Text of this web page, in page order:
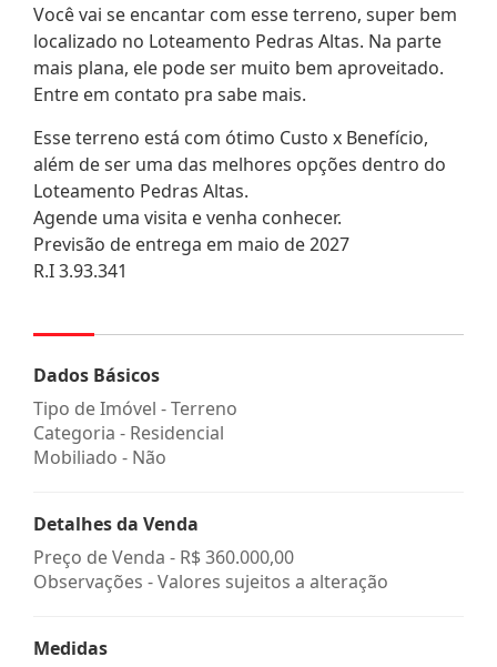
Você vai se encantar com esse terreno, super bem
localizado no Loteamento Pedras Altas. Na parte
mais plana, ele pode ser muito bem aproveitado.
Entre em contato pra sabe mais.
Esse terreno está com ótimo Custo x Benefício,
além de ser uma das melhores opções dentro do
Loteamento Pedras Altas.
Agende uma visita e venha conhecer.
Previsão de entrega em maio de 2027
R.I 3.93.341
Dados Básicos
Tipo de Imóvel - Terreno
Categoria - Residencial
Mobiliado - Não
Detalhes da Venda
Preço de Venda - R$ 360.000,00
Observações - Valores sujeitos a alteração
Medidas